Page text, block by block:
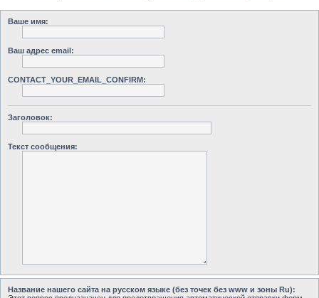
Ваше имя:
Ваш адрес email:
CONTACT_YOUR_EMAIL_CONFIRM:
Заголовок:
Текст сообщения:
Название нашего сайта на русском языке (без точек без www и зоны Ru):